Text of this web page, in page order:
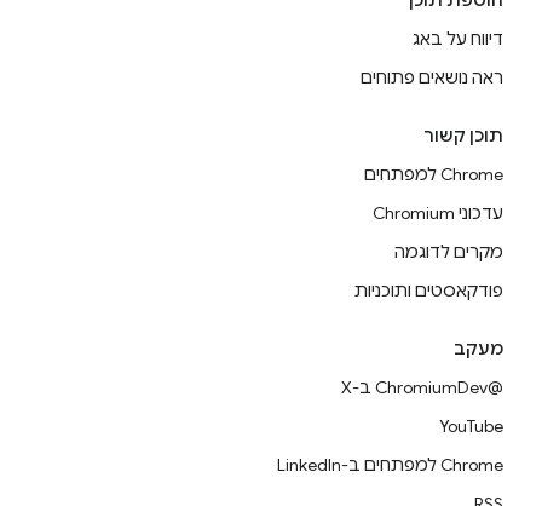
דיווח על באג
ראה נושאים פתוחים
תוכן קשור
Chrome למפתחים
עדכוני Chromium
מקרים לדוגמה
פודקאסטים ותוכניות
מעקב
@ChromiumDev ב-X
YouTube
Chrome למפתחים ב-LinkedIn